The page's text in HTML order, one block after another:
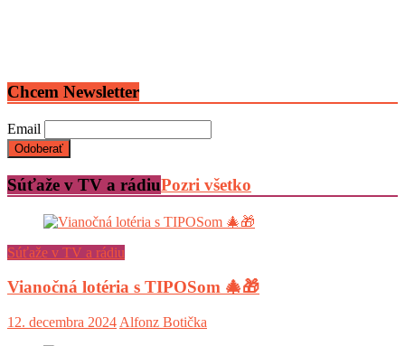
Chcem Newsletter
Email
Súťaže v TV a rádiuPozri všetko
Súťaže v TV a rádiu
Vianočná lotéria s TIPOSom 🎄🎁
12. decembra 2024 Alfonz Botička